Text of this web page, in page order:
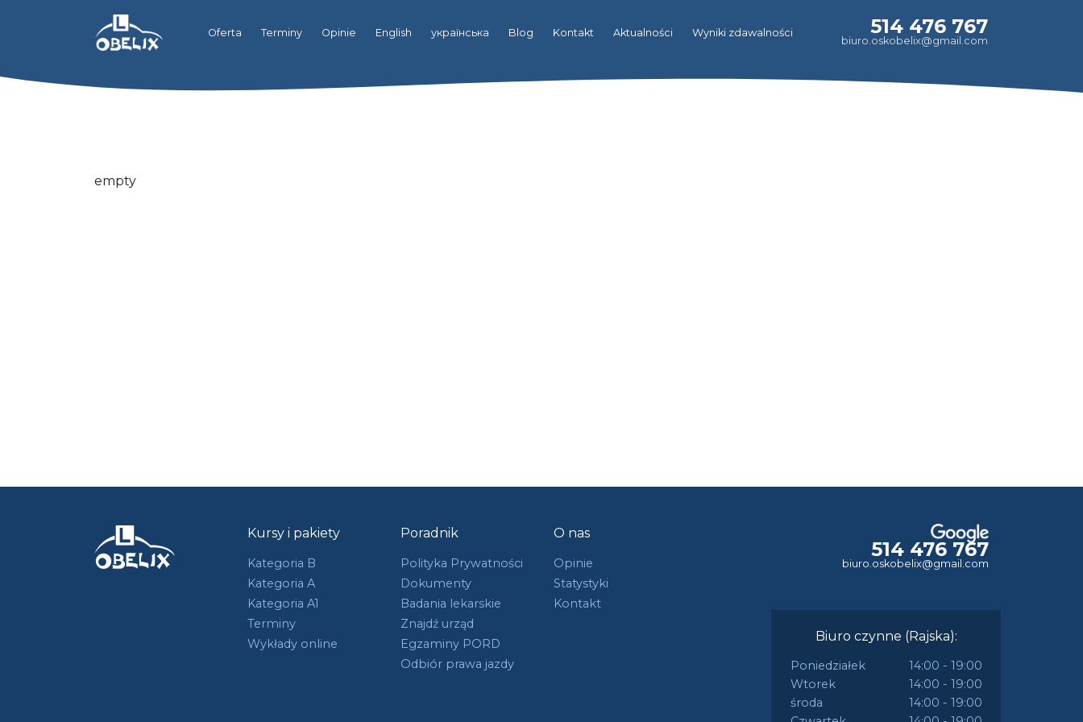
Oferta Terminy Opinie English українська Blog Kontakt Aktualności Wyniki zdawalności 514 476 767
biuro.oskobelix@gmail.com
empty
Kursy i pakiety
Kategoria B
Kategoria A
Kategoria A1
Terminy
Wykłady online
Poradnik
Polityka Prywatności
Dokumenty
Badania lekarskie
Znajdź urząd
Egzaminy PORD
Odbiór prawa jazdy
O nas
Opinie
Statystyki
Kontakt
514 476 767
biuro.oskobelix@gmail.com
Biuro czynne (Rajska):
Poniedziałek
14:00 - 19:00
Wtorek
14:00 - 19:00
środa
14:00 - 19:00